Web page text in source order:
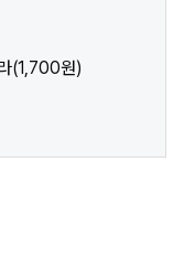
(1,700원)